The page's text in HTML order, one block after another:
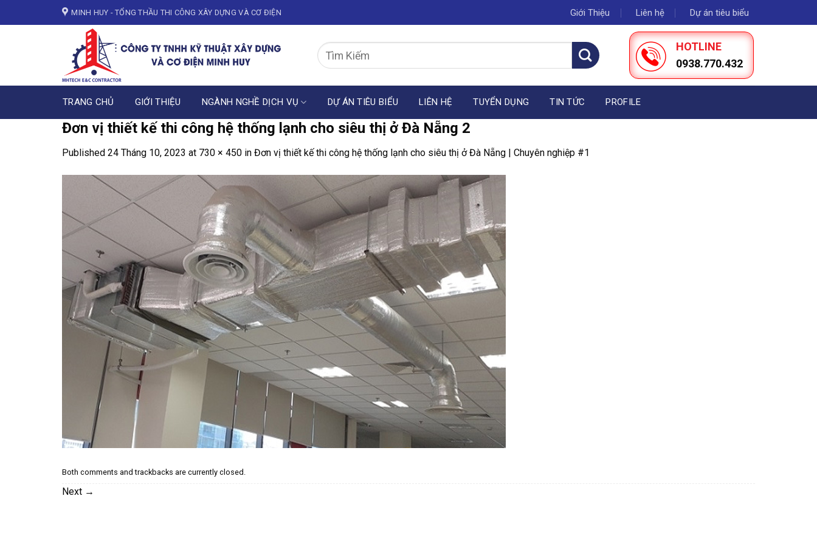
to
MINH HUY - TỔNG THẦU THI CÔNG XÂY DỰNG VÀ CƠ ĐIỆN Giới Thiệu Liên hệ Dự án tiêu biểu
HOTLINE
0938.770.432
TRANG CHỦ GIỚI THIỆU NGÀNH NGHỀ DỊCH VỤ DỰ ÁN TIÊU BIỂU LIÊN HỆ TUYỂN DỤNG TIN TỨC PROFILE
Đơn vị thiết kế thi công hệ thống lạnh cho siêu thị ở Đà Nẵng 2
Published 24 Tháng 10, 2023 at 730 × 450 in Đơn vị thiết kế thi công hệ thống lạnh cho siêu thị ở Đà Nẵng | Chuyên nghiệp #1
Both comments and trackbacks are currently closed.
Next →